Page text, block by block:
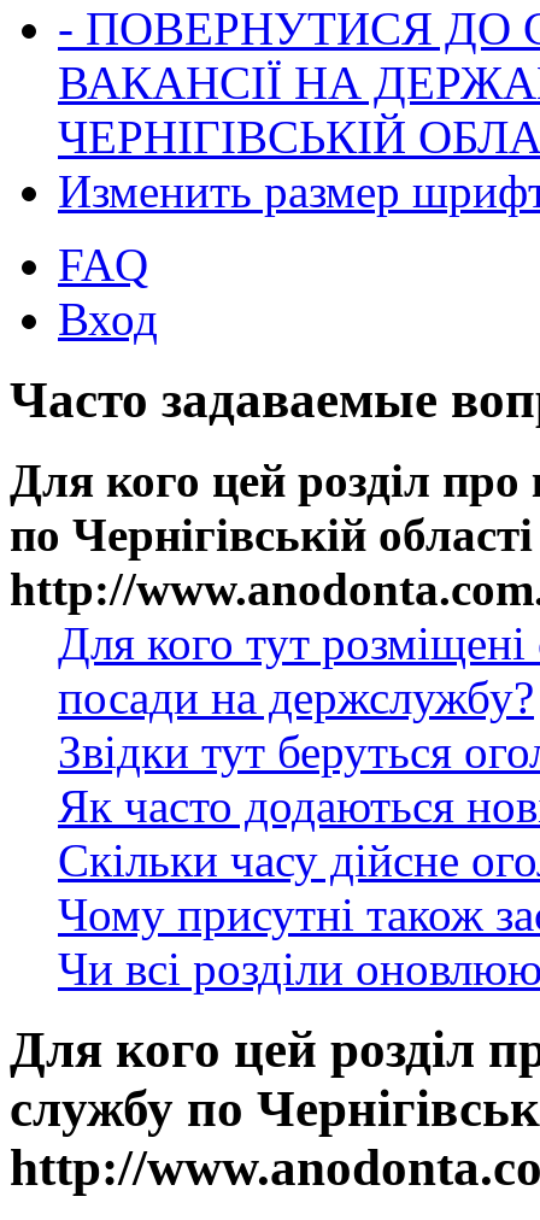
- ПОВЕРНУТИСЯ ДО
ВАКАНСІЇ НА
ЧЕРНІГІВСЬКІЙ
Изменить размер
FAQ
Вход
Часто задаваемые
Для кого цей розділ
по Чернігівській
http://
Для кого тут
посади на держслужбу?
Звідки тут беруться
Як часто додаються
Скільки часу дійсне
Чому присутні також
Чи всі розділи
Для кого цей розділ
службу по
http://